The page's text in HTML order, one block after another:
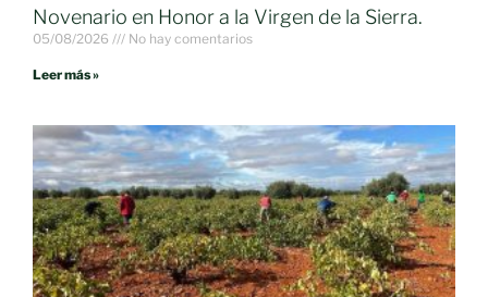
Novenario en Honor a la Virgen de la Sierra.
05/08/2026 No hay comentarios
Leer más »